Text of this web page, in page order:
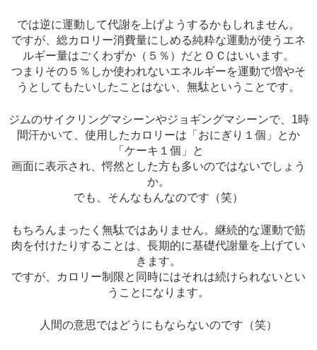
では逆に運動して代謝を上げようするかもしれません。
ですが、総カロリー消費量にしめる純粋な運動が使うエネ
ルギー量はごくわずか（５％）だとＯＣはいいます。
つまりその５％しか使われないエネルギーを運動で増やそ
うとしてもたいしたことはない、無駄ということです。
ジムのサイクリングマシーンやジョギングマシーンで、1時
間汗かいて、使用したカロリーは「おにぎり１個」とか
「ケーキ１個」と
画面に表示され、愕然とした方も多いのではないでしょう
か。
でも、そんなもんなのです（笑）
もちろんまったく無駄ではありません。継続的な運動で筋
肉を付けたりすることは、長期的に基礎代謝量を上げてい
きます。
ですが、カロリー制限と同時にはそれは続けられないとい
うことになります。
人間の意思ではどうにもならないのです（笑）